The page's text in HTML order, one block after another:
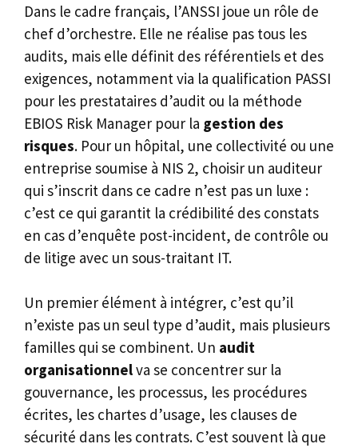
Dans le cadre français, l’ANSSI joue un rôle de
chef d’orchestre. Elle ne réalise pas tous les
audits, mais elle définit des référentiels et des
exigences, notamment via la qualification PASSI
pour les prestataires d’audit ou la méthode
EBIOS Risk Manager pour la gestion des
risques. Pour un hôpital, une collectivité ou une
entreprise soumise à NIS 2, choisir un auditeur
qui s’inscrit dans ce cadre n’est pas un luxe :
c’est ce qui garantit la crédibilité des constats
en cas d’enquête post-incident, de contrôle ou
de litige avec un sous-traitant IT.
Un premier élément à intégrer, c’est qu’il
n’existe pas un seul type d’audit, mais plusieurs
familles qui se combinent. Un audit
organisationnelva se concentrer sur la
gouvernance, les processus, les procédures
écrites, les chartes d’usage, les clauses de
sécurité dans les contrats. C’est souvent là que